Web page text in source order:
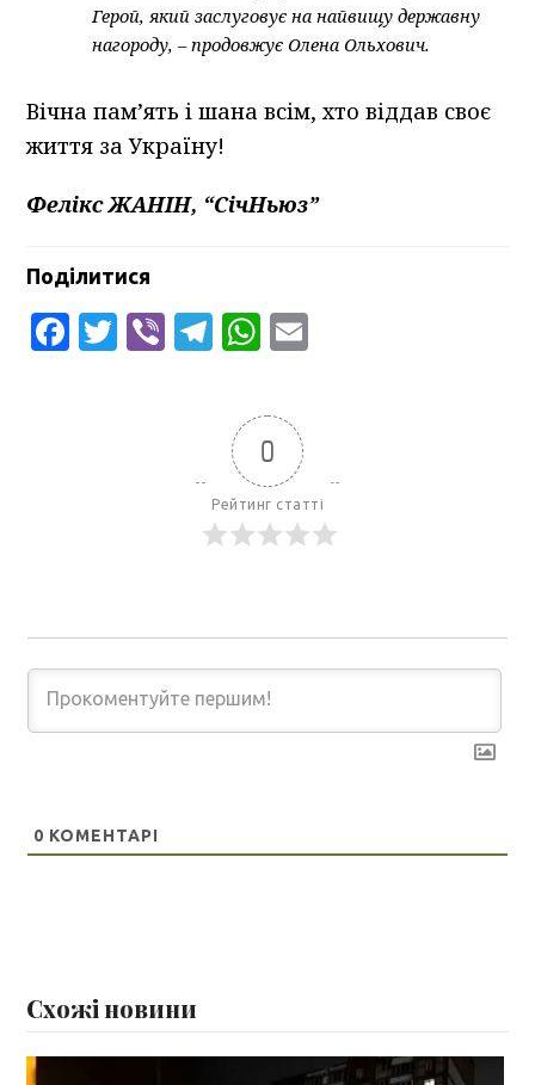
Герой, який заслуговує на найвищу державну
нагороду, – продовжує Олена Ольхович.
Вічна пам’ять і шана всім, хто віддав своє
життя за Україну!
Фелікс ЖАНІН, “СічНьюз”
Поділитися
Facebook
Twitter
ViberTelegram
WhatsApp
0
Рейтинг статті
0 КОМЕНТАРІ
Схожі новини